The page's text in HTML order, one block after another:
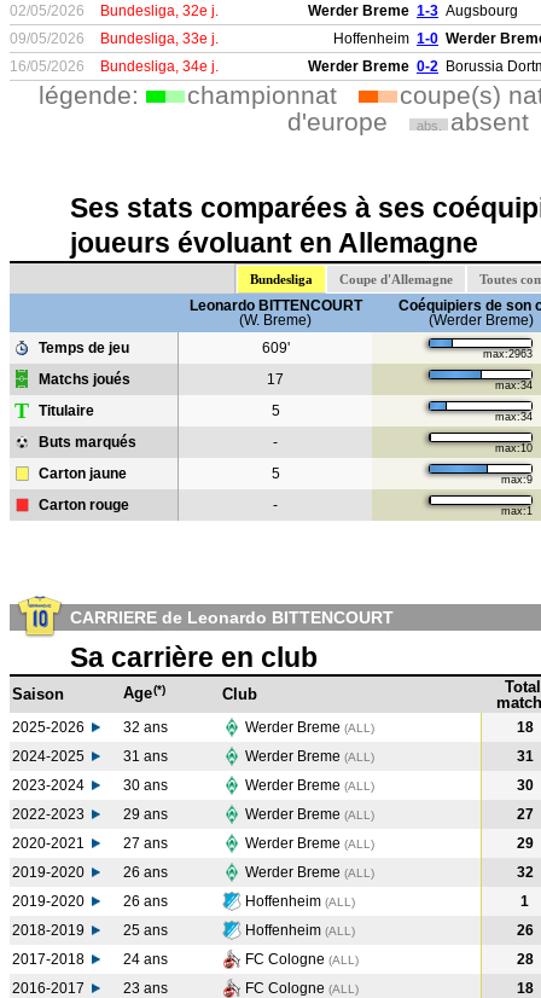
02/05/2026 Bundesliga, 32e j. Werder Breme 1-3 Augsbourg
09/05/2026
Bundesliga, 33e j. Hoffenheim 1-0 Werder
16/05/2026
Bundesliga, 34e j. Werder Breme 0-2 Borussia
légende: championnat
coupe(s)
d'europe
abs. absent
Ses stats comparées à ses
joueurs évoluant en Allemagne
Bundesliga Coupe d'Allemagne Toutes
Leonardo BITTENCOURT
(W. Breme)
Coéquipiers de son
(Werder Breme)
Temps de jeu
609' max:2963
Matchs joués 17 max:34
T Titulaire 5 max:34
Buts marqués - max:10
Carton jaune 5 max:9
Carton rouge - max:1
CARRIERE de Leonardo BITTENCOURT
Sa carrière en club
Saison Age(*) Club
Total
2025-2026 32 ans Werder Breme (ALL)
18
2024-2025
31 ans Werder Breme (ALL )
31
2023-2024
30 ans Werder Breme (ALL )
30
2022-2023
29 ans Werder Breme (ALL )
27
2020-2021
27 ans Werder Breme (ALL )
29
2019-2020
26 ans Werder Breme (ALL )
32
2019-2020
26 ans Hoffenheim (ALL )
1
2018-2019
25 ans Hoffenheim (ALL )
26
2017-2018
24 ans FC Cologne (ALL )
28
2016-2017
23 ans FC Cologne (ALL )
18